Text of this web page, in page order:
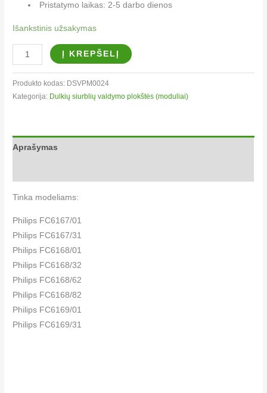
Pristatymo laikas: 2-5 darbo dienos
Išankstinis užsakymas
Į KREPŠELĮ
Produkto kodas: DSVPM0024
Kategorija: Dulkių siurblių valdymo plokštės (moduliai)
Aprašymas
Tinka modeliams:
Philips FC6167/01
Philips FC6167/31
Philips FC6168/01
Philips FC6168/32
Philips FC6168/62
Philips FC6168/82
Philips FC6169/01
Philips FC6169/31